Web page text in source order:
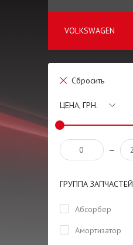
VOLKSWAGEN
Сбросить
ЦЕНА, ГРН.
—
ГРУППА ЗАПЧАСТЕЙ
Абсорбер
Амортизатор